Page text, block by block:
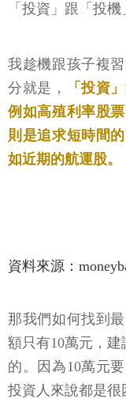
「投資」跟「投
我趁機跟孩子複
分就是，
「投資
例如高殖利率股
則是追求短時間
如近期的航運股。
資料來源：
那我們如何找到
額只有10萬元，建
的。因為10萬元
投資人來說都是很